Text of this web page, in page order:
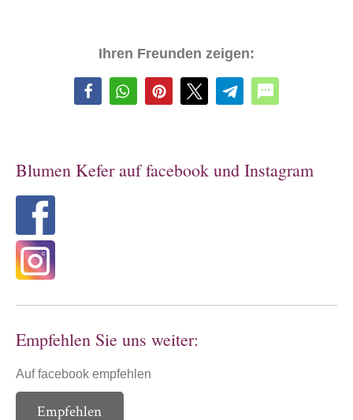
Ihren Freunden zeigen:
Blumen Kefer auf facebook und Instagram
Empfehlen Sie uns weiter:
Auf facebook empfehlen
Empfehlen